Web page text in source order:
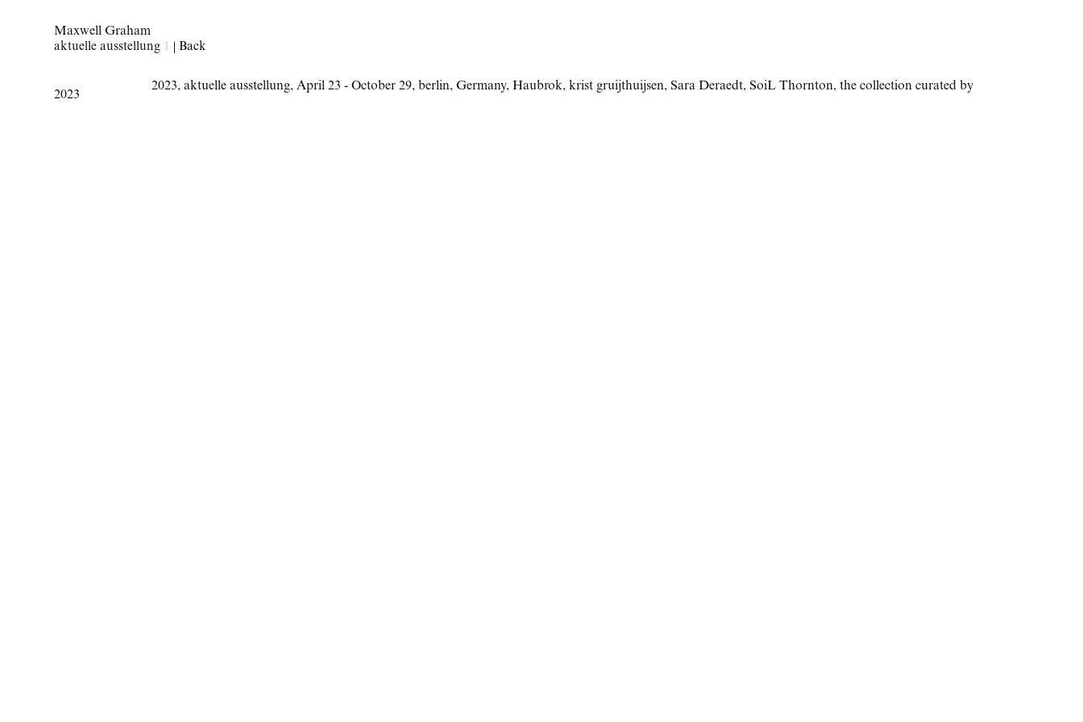
Maxwell Graham
aktuelle ausstellung 1 |Back
2023
2023,aktuelle ausstellung,April 23 - October 29, berlin,Germany,Haubrok,krist gruijthuijsen, Sara Deraedt, SoiL Thornton,the collection curated by